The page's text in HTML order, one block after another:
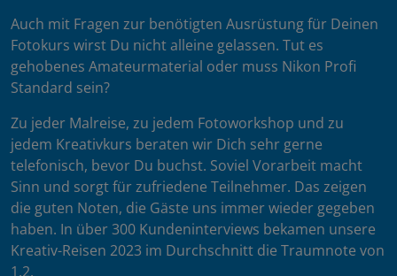
Auch mit Fragen zur benötigten Ausrüstung für Deinen
Fotokurs wirst Du nicht alleine gelassen. Tut es
gehobenes Amateurmaterial oder muss Nikon Profi
Standard sein?
Zu jeder Malreise, zu jedem Fotoworkshop und zu
jedem Kreativkurs beraten wir Dich sehr gerne
telefonisch, bevor Du buchst. Soviel Vorarbeit macht
Sinn und sorgt für zufriedene Teilnehmer. Das zeigen
die guten Noten, die Gäste uns immer wieder gegeben
haben. In über 300 Kundeninterviews bekamen unsere
Kreativ-Reisen 2023 im Durchschnitt die Traumnote von
1,2.